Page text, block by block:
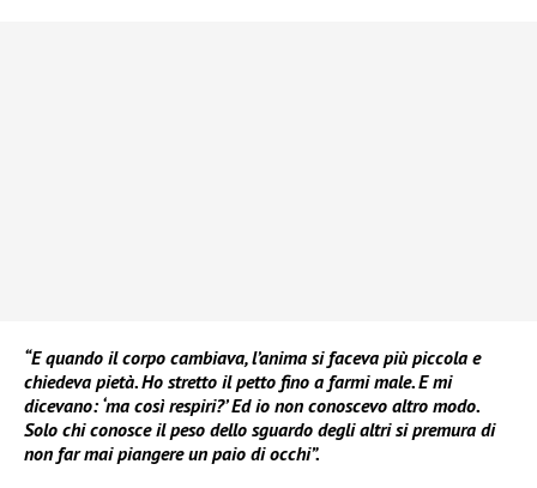
“E quando il corpo cambiava, l’anima si faceva più piccola e
chiedeva pietà. Ho stretto il petto fino a farmi male. E mi
dicevano: ‘ma così respiri?’ Ed io non conoscevo altro modo.
Solo chi conosce il peso dello sguardo degli altri si premura di
non far mai piangere un paio di occhi”.